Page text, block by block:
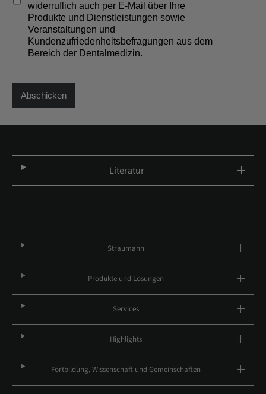
widerruflich auch per E-Mail über Ihre
Produkte und Dienstleistungen sowie
Veranstaltungen und
Kundenzufriedenheitsbefragungen aus dem
Bereich der Dentalmedizin.
Literatur
Straumann
Produkte und Lösungen
Services
Highlights
Fortbildung, Wissenschaft und Gemeinschaften